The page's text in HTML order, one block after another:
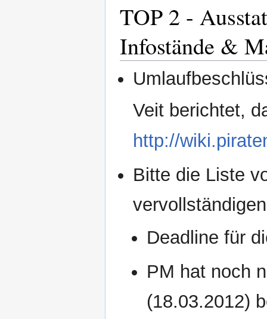
TOP 2 -
Infostände &
Veit berichtet,
http://
Bitte die Liste
vervollständigen
Deadline für
PM hat noch
(18.03.2012)